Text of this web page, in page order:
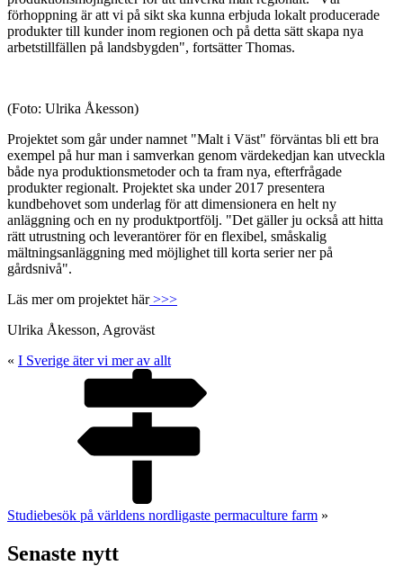
förhoppning är att vi på sikt ska kunna erbjuda lokalt producerade
produkter till kunder inom regionen och på detta sätt skapa nya
arbetstillfällen på landsbygden", fortsätter Thomas.
(Foto: Ulrika Åkesson)
Projektet som går under namnet "Malt i Väst" förväntas bli ett bra
exempel på hur man i samverkan genom värdekedjan kan utveckla
både nya produktionsmetoder och ta fram nya, efterfrågade
produkter regionalt. Projektet ska under 2017 presentera
kundbehovet som underlag för att dimensionera en helt ny
anläggning och en ny produktportfölj. "Det gäller ju också att hitta
rätt utrustning och leverantörer för en flexibel, småskalig
mältningsanläggning med möjlighet till korta serier ner på
gårdsnivå".
Läs mer om projektet här>>>
Ulrika Åkesson, Agroväst
« I Sverige äter vi mer av allt
Studiebesök på världens nordligaste permaculture farm »
Senaste nytt